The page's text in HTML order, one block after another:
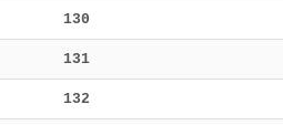
130
131
132